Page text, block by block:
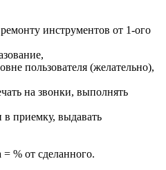
инструментов от 1-ого
пользователя (желательно),
на звонки, выполнять
в приемку, выдавать
= % от сделанного.